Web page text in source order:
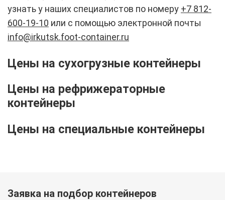
узнать у наших специалистов по номеру +7 812-
600-19-10 или с помощью электронной почты
info@irkutsk.foot-container.ru
Цены на сухогрузные контейнеры
Цены на рефрижераторные
контейнеры
Цены на специальные контейнеры
Заявка на подбор контейнеров